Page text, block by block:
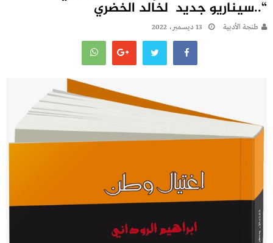
“..سيناريو جديد لخالد الخضري
طنجة الأدبية 13 ديسمبر، 2022